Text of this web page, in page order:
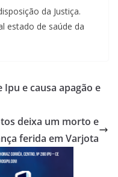
da Justiça.
estado de saúde da
e causa apagão e
deixa um morto e
ferida em Varjota